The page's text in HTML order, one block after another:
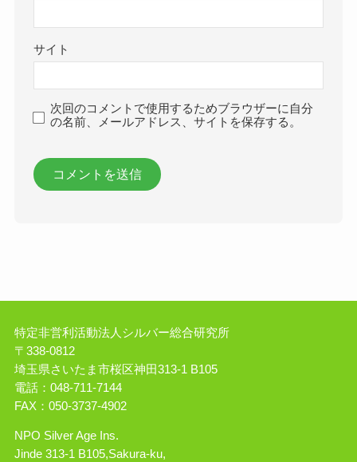
サイト
次回のコメントで使用するためブラウザーに自分
の名前、メールアドレス、サイトを保存する。
特定非営利活動法人シルバー総合研究所
〒338-0812
埼玉県さいたま市桜区神田313-1 B105
電話：048-711-7144
FAX：050-3737-4902
NPO Silver Age Ins.
Jinde 313-1 B105,Sakura-ku,